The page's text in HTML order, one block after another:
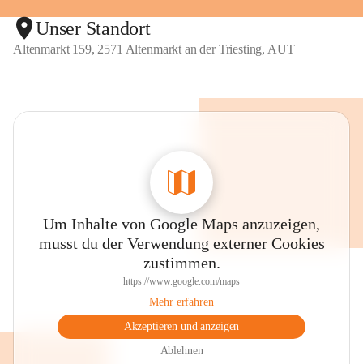
Unser Standort
Altenmarkt 159, 2571 Altenmarkt an der Triesting, AUT
Um Inhalte von Google Maps anzuzeigen,
musst du der Verwendung externer Cookies
zustimmen.
https://www.google.com/maps
Mehr erfahren
Akzeptieren und anzeigen
Ablehnen